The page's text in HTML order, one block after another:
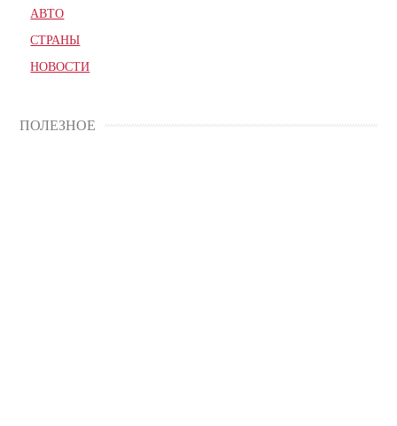
АВТО
СТРАНЫ
НОВОСТИ
ПОЛЕЗНОЕ